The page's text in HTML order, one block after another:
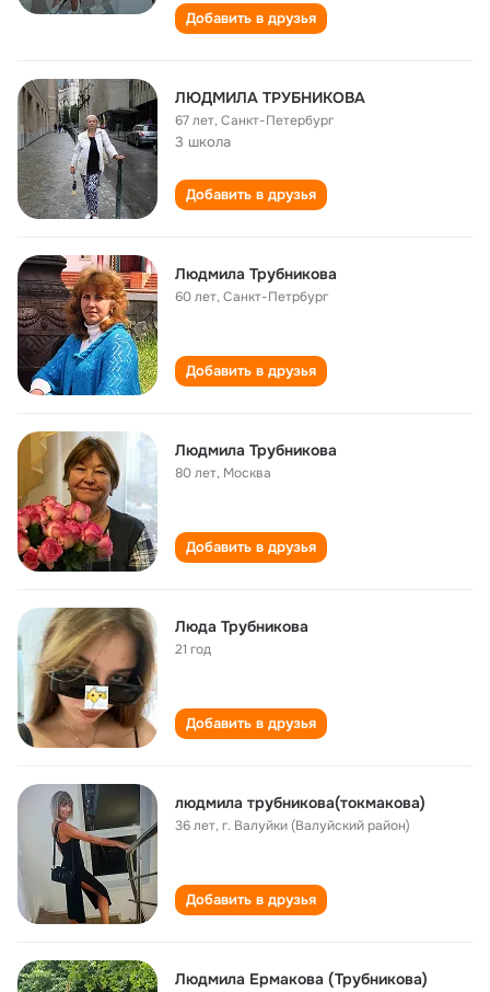
Добавить в друзья
ЛЮДМИЛА ТРУБНИКОВА
67 лет,Санкт-Петербург
3 школа
Добавить в друзья
Людмила Трубникова
60 лет,Санкт-Петрбург
Добавить в друзья
Людмила Трубникова
80 лет, Москва
Добавить в друзья
Люда Трубникова
21 год
Добавить в друзья
людмила трубникова(токмакова)
36 лет,г. Валуйки (Валуйский район)
Добавить в друзья
Людмила Ермакова (Трубникова)